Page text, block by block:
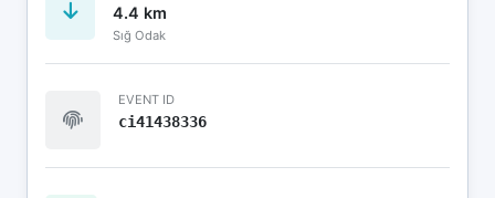
4.4 km
Sığ Odak
EVENT ID
ci41438336